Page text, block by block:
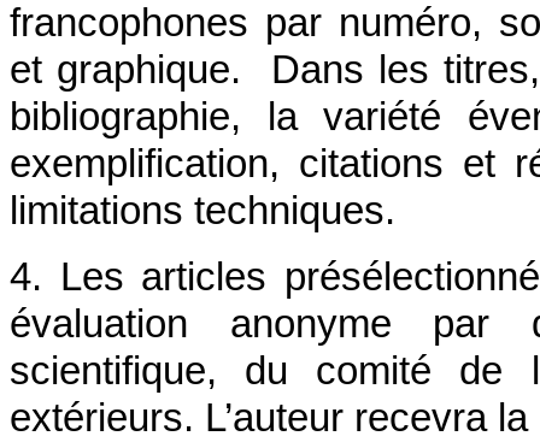
francophones par numéro,
et graphique. Dans les
bibliographie, la variété
exemplification, citations et
limitations techniques.
4. Les articles
évaluation anonyme
scientifique, du comité de
extérieurs. L’auteur recevra